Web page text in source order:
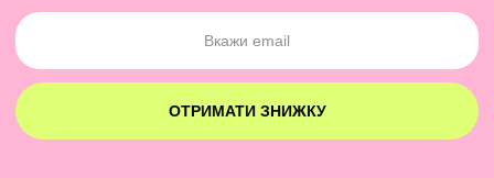
ОТРИМАТИ ЗНИЖКУ